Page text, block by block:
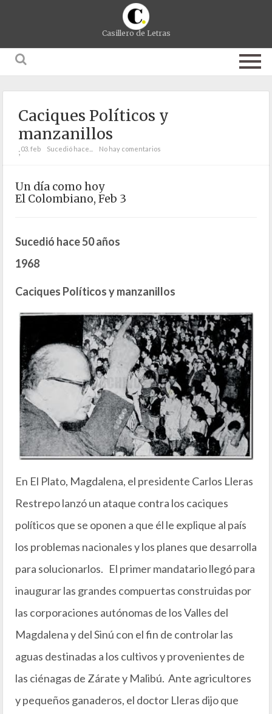
Casillero de Letras
Caciques Políticos y
manzanillos
;03. feb Sucedió hace... No hay comentarios
Un día como hoy
El Colombiano, Feb 3
Sucedió hace 50 años
1968
Caciques Políticos y manzanillos
En El Plato, Magdalena, el presidente Carlos Lleras
Restrepo lanzó un ataque contra los caciques
políticos que se oponen a que él le explique al país
los problemas nacionales y los planes que desarrolla
para solucionarlos. El primer mandatario llegó para
inaugurar las grandes compuertas construidas por
las corporaciones autónomas de los Valles del
Magdalena y del Sinú con el fin de controlar las
aguas destinadas a los cultivos y provenientes de
las ciénagas de Zárate y Malibú. Ante agricultores
y pequeños ganaderos, el doctor Lleras dijo que